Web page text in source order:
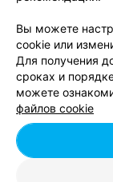
Магазины
Минске
Магазины
Минске
Вы можете
cookie или
Для получения
сроках и
можете
файлов cookie